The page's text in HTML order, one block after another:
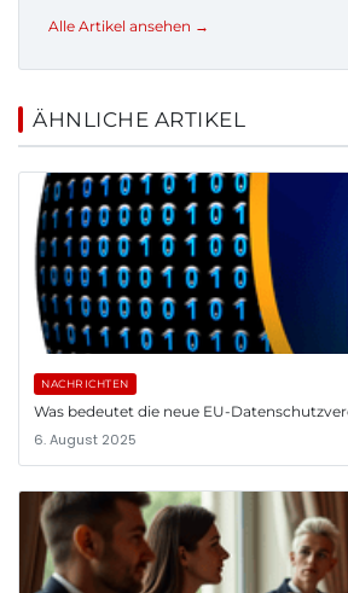
Alle Artikel ansehen →
ÄHNLICHE ARTIKEL
NACHRICHTEN
Was bedeutet die neue EU-
6. August 2025